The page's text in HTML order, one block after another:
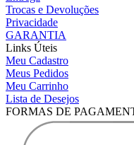
Trocas e Devoluções
Privacidade
GARANTIA
Links Úteis
Meu Cadastro
Meus Pedidos
Meu Carrinho
Lista de Desejos
FORMAS DE